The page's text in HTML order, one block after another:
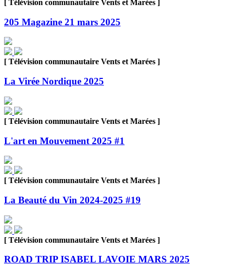
[ Télévision communautaire Vents et Marées ]
205 Magazine 21 mars 2025
[ Télévision communautaire Vents et Marées ]
La Virée Nordique 2025
[ Télévision communautaire Vents et Marées ]
L'art en Mouvement 2025 #1
[ Télévision communautaire Vents et Marées ]
La Beauté du Vin 2024-2025 #19
[ Télévision communautaire Vents et Marées ]
ROAD TRIP ISABEL LAVOIE MARS 2025